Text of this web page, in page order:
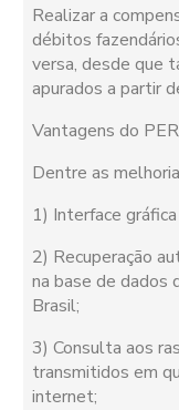
Realizar a
débitos
versa, desde que
apurados a partir
Vantagens do
Dentre as
1) Interface
2) Recuperação
na base de dados
Brasil;
3) Consulta aos
transmitidos em
internet;